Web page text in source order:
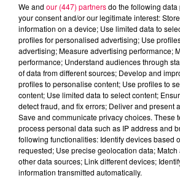
podcasts/2022/11/Le-Grand-Test-
We and our (447) partnersdo the following
your consent and/or our legitimate interest:
information on a device; Use limited data to
profiles for personalised advertising; Use
advertising; Measure advertising performance;
performance; Understand audiences through
of data from different sources; Develop and
profiles to personalise content; Use profiles to
content; Use limited data to select content;
detect fraud, and fix errors; Deliver and present
Save and communicate privacy choices. These
process personal data such as IP address and
following functionalities: Identify devices based
requested; Use precise geolocation data;
other data sources; Link different devices;
information transmitted automatically.